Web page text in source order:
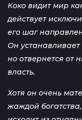
Коко видит мир
действует
его шаг
Он
но отвернется от
власть.
Хотя он очень
жаждой